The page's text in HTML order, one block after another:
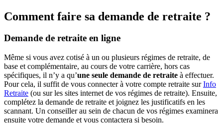
Comment faire sa demande de retraite ?
Demande de retraite en ligne
Même si vous avez cotisé à un ou plusieurs régimes de retraite, de
base et complémentaire, au cours de votre carrière, hors cas
spécifiques, il n’y a qu’une seule demande de retraite à effectuer.
Pour cela, il suffit de vous connecter à votre compte retraite surInfo
Retraite (ou sur les sites internet de vos régimes de retraite). Ensuite,
complétez la demande de retraite et joignez les justificatifs en les
scannant. Un conseiller au sein de chacun de vos régimes examinera
ensuite votre demande et vous contactera si besoin.